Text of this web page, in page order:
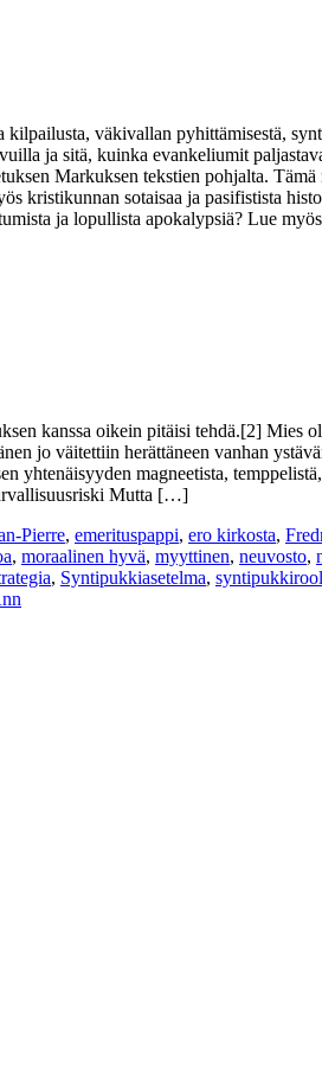
väkivallan pyhittämisestä,
ja sitä, kuinka evankeliumit
Markuksen tekstien pohjalta.
kristikunnan sotaisaa ja pasifistista
ja lopullista apokalypsiä? Lue myös
kanssa oikein pitäisi tehdä.[2] Mies
jo väitettiin herättäneen vanhan
yhtenäisyyden magneetista,
Mutta […]
Pierre, emerituspappi, ero kirkosta,
, moraalinen hyvä, myyttinen, neuvosto,
, Syntipukkiasetelma,